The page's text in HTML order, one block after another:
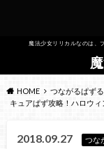
魔法少女リリカルなのは、
HOME
つながるぱず
キュアぱず攻略！ハロウ
2018.09.27 つな